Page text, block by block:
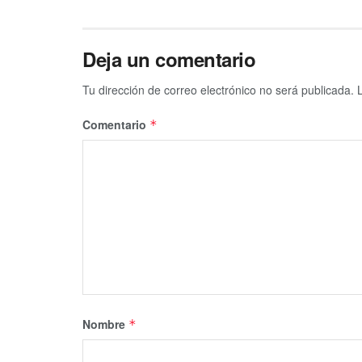
Deja un comentario
Tu dirección de correo electrónico no será publicada.
Comentario *
Nombre *